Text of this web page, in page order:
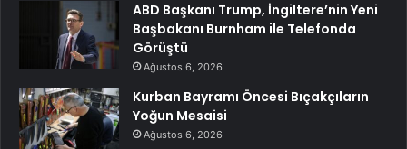
ABD Başkanı Trump, İngiltere’nin Yeni
Başbakanı Burnham ile Telefonda
Görüştü
Ağustos 6, 2026
Kurban Bayramı Öncesi Bıçakçıların
Yoğun Mesaisi
Ağustos 6, 2026